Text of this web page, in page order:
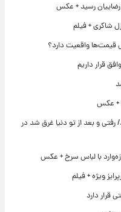
شاکری + فیلم
واقعیت دارد؟
قرار داریم
رفتی و بعد از تو دنیا غرق شد در
با لباس سرخ + عکس
قرار دارد